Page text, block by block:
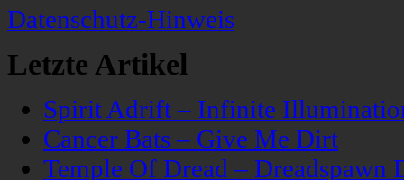
Datenschutz-Hinweis
Letzte Artikel
Spirit Adrift – Infinite
Cancer Bats – Give Me Dirt
Temple Of Dread – Dreadspawn